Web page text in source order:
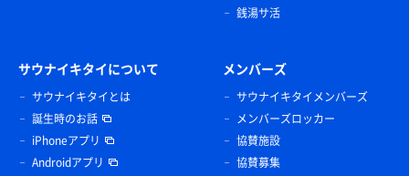
銭湯サ活
サウナイキタイについて
サウナイキタイとは
誕生時のお話
iPhoneアプリ
Androidアプリ
メンバーズ
サウナイキタイメンバーズ
メンバーズロッカー
協賛施設
協賛募集